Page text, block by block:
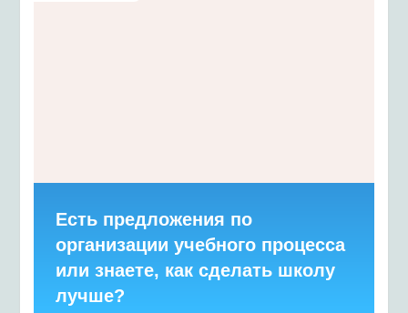
Есть предложения по
организации учебного процесса
или знаете, как сделать школу
лучше?